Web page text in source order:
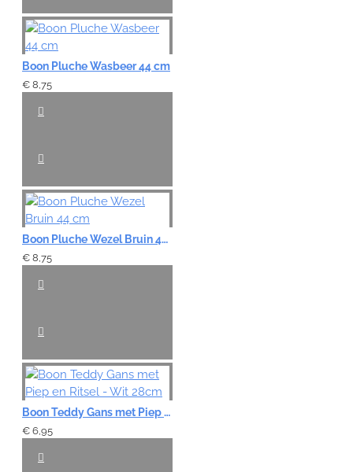
Boon Pluche Wasbeer 44 cm
€ 8,75
Boon Pluche Wezel Bruin 44 cm
€ 8,75
Boon Teddy Gans met Piep en Ritsel - Wit 28cm
€ 6,95